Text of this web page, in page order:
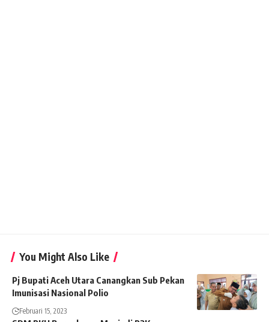
You Might Also Like
Pj Bupati Aceh Utara Canangkan Sub Pekan
Imunisasi Nasional Polio
Februari 15, 2023